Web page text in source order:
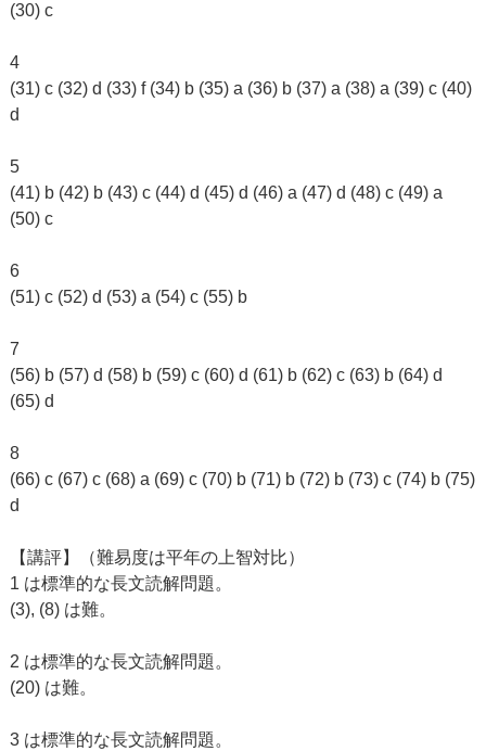
(30) c
4
(31) c (32) d (33) f (34) b (35) a (36) b (37) a (38) a (39) c (40)
d
5
(41) b (42) b (43) c (44) d (45) d (46) a (47) d (48) c (49) a
(50) c
6
(51) c (52) d (53) a (54) c (55) b
7
(56) b (57) d (58) b (59) c (60) d (61) b (62) c (63) b (64) d
(65) d
8
(66) c (67) c (68) a (69) c (70) b (71) b (72) b (73) c (74) b (75)
d
【講評】（難易度は平年の上智対比）
1 は標準的な長文読解問題。
(3), (8) は難。
2 は標準的な長文読解問題。
(20) は難。
3 は標準的な長文読解問題。